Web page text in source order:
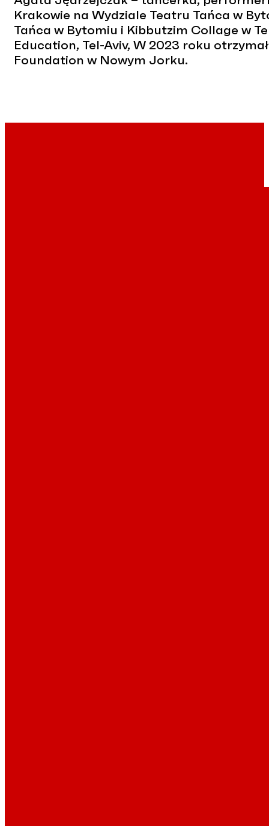
Krakowie na Wydziale Teatru Tańca w
Tańca w Bytomiu i Kibbutzim Collage w
Education, Tel-Aviv, W 2023 roku
Foundation w Nowym Jorku.